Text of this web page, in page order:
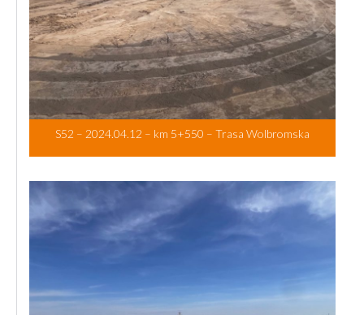
S52 – 2024.04.12 – km 5+550 – Trasa Wolbromska